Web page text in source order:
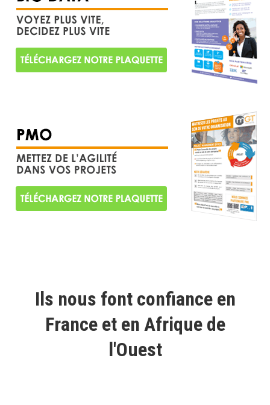
Ils nous font confiance en
France et en Afrique de
l'Ouest